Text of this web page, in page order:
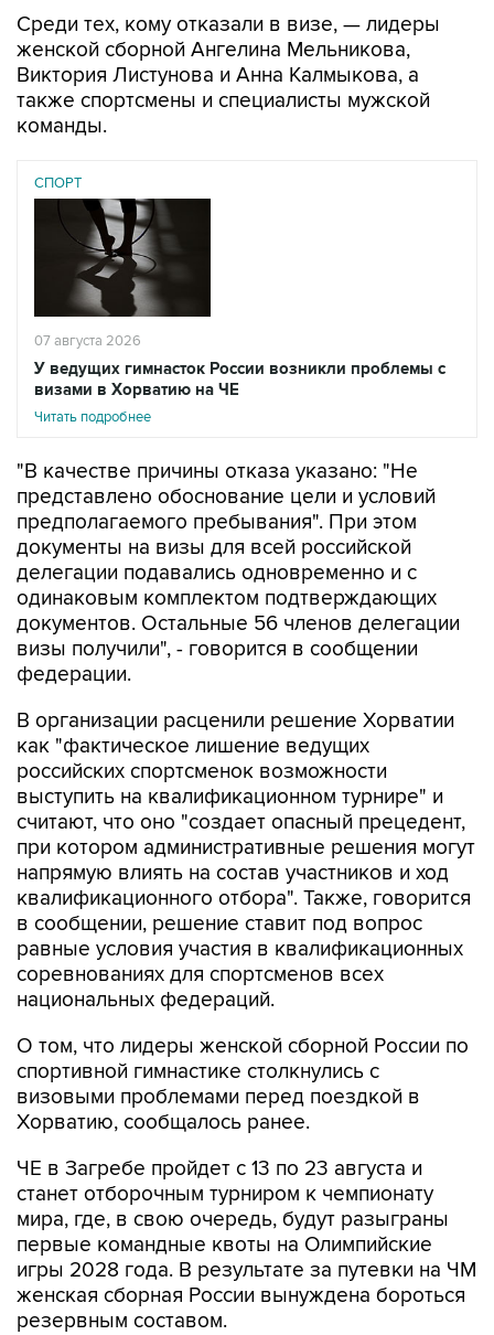
Среди тех, кому отказали в визе, — лидеры
женской сборной Ангелина Мельникова,
Виктория Листунова и Анна Калмыкова, а
также спортсмены и специалисты мужской
команды.
СПОРТ
07 августа 2026
У ведущих гимнасток России возникли проблемы с
визами в Хорватию на ЧЕ
Читать подробнее
"В качестве причины отказа указано: "Не
представлено обоснование цели и условий
предполагаемого пребывания". При этом
документы на визы для всей российской
делегации подавались одновременно и с
одинаковым комплектом подтверждающих
документов. Остальные 56 членов делегации
визы получили", - говорится в сообщении
федерации.
В организации расценили решение Хорватии
как "фактическое лишение ведущих
российских спортсменок возможности
выступить на квалификационном турнире" и
считают, что оно "создает опасный прецедент,
при котором административные решения могут
напрямую влиять на состав участников и ход
квалификационного отбора". Также, говорится
в сообщении, решение ставит под вопрос
равные условия участия в квалификационных
соревнованиях для спортсменов всех
национальных федераций.
О том, что лидеры женской сборной России по
спортивной гимнастике столкнулись с
визовыми проблемами перед поездкой в
Хорватию, сообщалось ранее.
ЧЕ в Загребе пройдет с 13 по 23 августа и
станет отборочным турниром к чемпионату
мира, где, в свою очередь, будут разыграны
первые командные квоты на Олимпийские
игры 2028 года. В результате за путевки на ЧМ
женская сборная России вынуждена бороться
резервным составом.